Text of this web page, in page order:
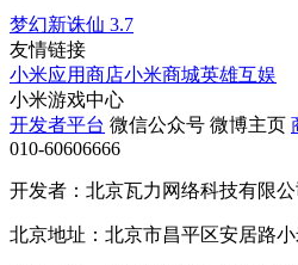
梦幻新诛仙 3.7
友情链接
小米应用商店小米商城英雄互娱
小米游戏中心
开发者平台 微信公众号 微博主页
010-60606666
开发者：北京瓦力网络科技有限公
北京地址：北京市昌平区安居路